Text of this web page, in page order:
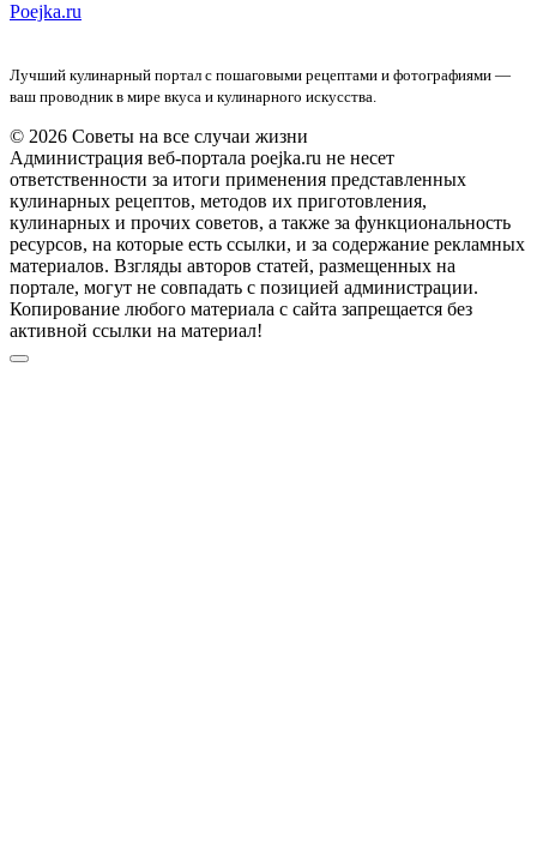
Poejka.ru
Лучший кулинарный портал с пошаговыми рецептами и фотографиями —
ваш проводник в мире вкуса и кулинарного искусства.
© 2026 Советы на все случаи жизни
Администрация веб-портала poejka.ru не несет
ответственности за итоги применения представленных
кулинарных рецептов, методов их приготовления,
кулинарных и прочих советов, а также за функциональность
ресурсов, на которые есть ссылки, и за содержание рекламных
материалов. Взгляды авторов статей, размещенных на
портале, могут не совпадать с позицией администрации.
Копирование любого материала с сайта запрещается без
активной ссылки на материал!